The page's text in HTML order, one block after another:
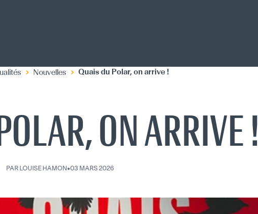
Nouvelles Quais du Polar, on arrive !
ON ARRIVE !
PAR LOUISE HAMON•03 MARS 2026